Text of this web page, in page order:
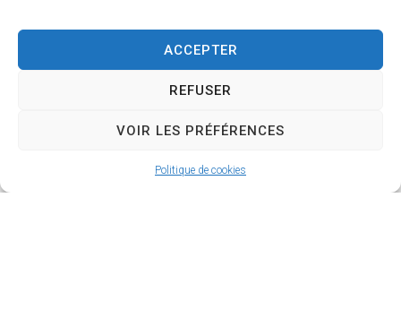
ACCEPTER
REFUSER
VOIR LES PRÉFÉRENCES
Politique de cookies